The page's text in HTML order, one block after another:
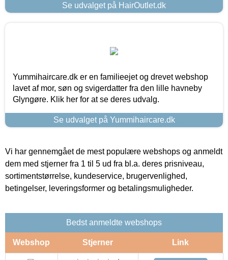
Se udvalget på HairOutlet.dk
Yummihaircare.dk er en familieejet og drevet webshop
lavet af mor, søn og svigerdatter fra den lille havneby
Glyngøre. Klik her for at se deres udvalg.
Se udvalget på Yummihaircare.dk
Vi har gennemgået de mest populære webshops og anmeldt
dem med stjerner fra 1 til 5 ud fra bl.a. deres prisniveau,
sortimentstørrelse, kundeservice, brugervenlighed,
betingelser, leveringsformer og betalingsmuligheder.
Bedst anmeldte webshops
Webshop Stjerner Link